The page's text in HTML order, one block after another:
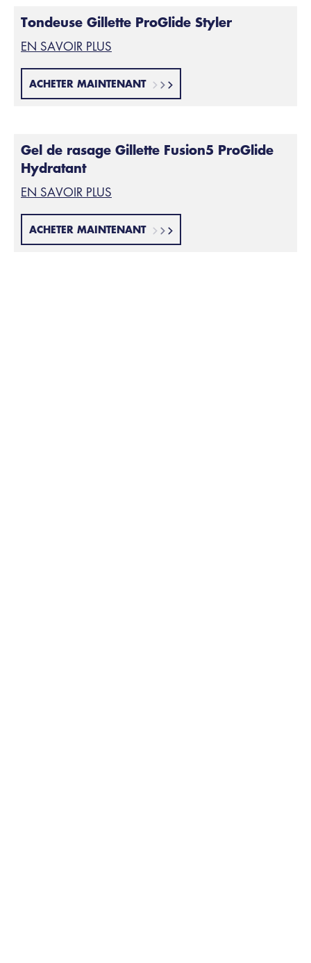
Tondeuse Gillette ProGlide Styler
EN SAVOIR PLUS
ACHETER MAINTENANT
Gel de rasage Gillette Fusion5 ProGlide
Hydratant
EN SAVOIR PLUS
ACHETER MAINTENANT